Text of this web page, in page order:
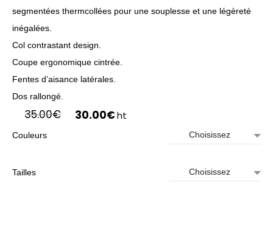
segmentées thermcollées pour une souplesse et une légèreté
inégalées.
Col contrastant design.
Coupe ergonomique cintrée.
Fentes d’aisance latérales.
Dos rallongé.
35.00€ 30.00€ Le
ht
Couleurs
Tailles